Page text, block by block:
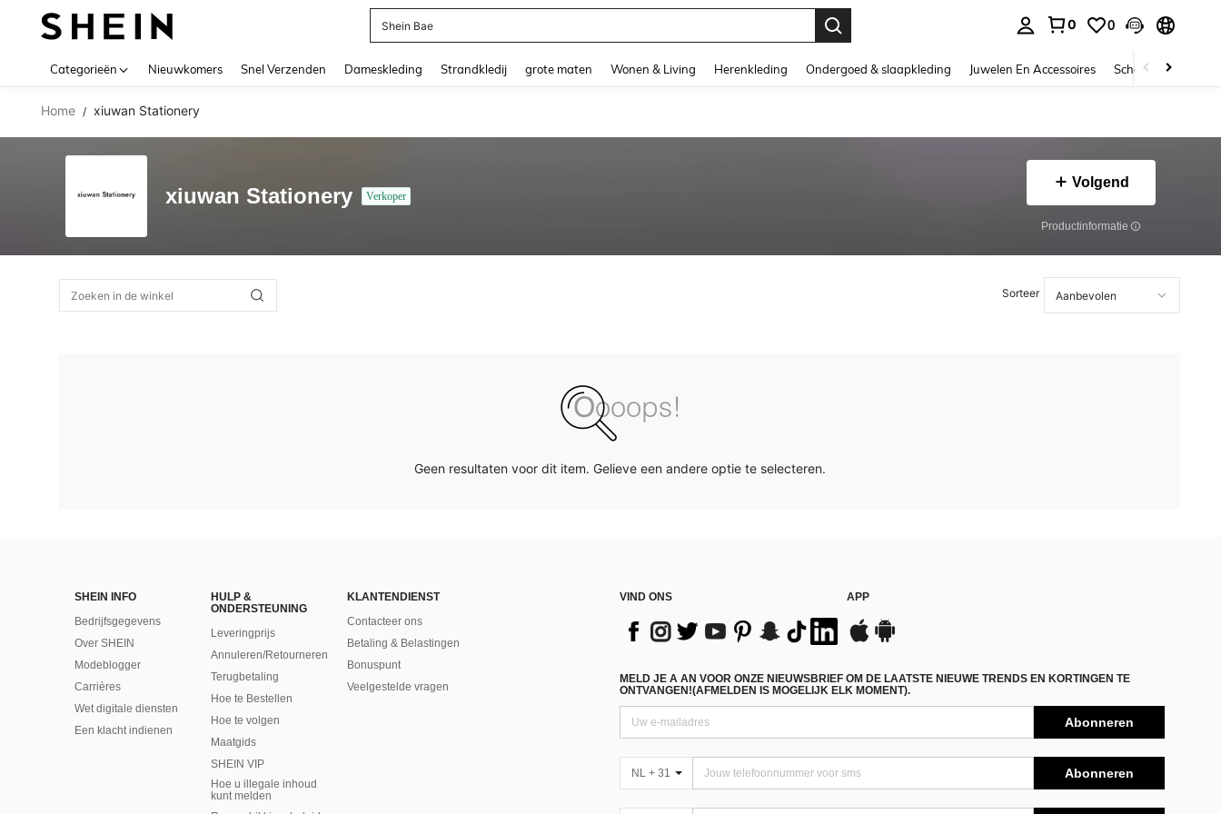
Shein Bae
0 0
Categorieën Nieuwkomers Snel Verzenden Dameskleding Strandkledij grote maten Wonen & Living Herenkleding Ondergoed & slaapkleding Juwelen En Accessoires Schoonheid &
Home / xiuwan Stationery
xiuwan Stationery Verkoper
Volgend
Productinformatie
Sorteer
Geen resultaten voor dit item. Gelieve een andere optie te selecteren.
SHEIN INFO
Bedrijfsgegevens
Over SHEIN
Modeblogger
Carrières
Wet digitale diensten
Een klacht indienen
HULP &
ONDERSTEUNING
Leveringprijs
Annuleren/Retourneren
Terugbetaling
Hoe te Bestellen
Hoe te volgen
Maatgids
SHEIN VIP
Hoe u illegale inhoud
kunt melden
KLANTENDIENST
Contacteer ons
Betaling & Belastingen
Bonuspunt
Veelgestelde vragen
VIND ONS APP
MELD JE A AN VOOR ONZE NIEUWSBRIEF OM DE LAATSTE NIEUWE TRENDS EN KORTINGEN TE
ONTVANGEN!(AFMELDEN IS MOGELIJK ELK MOMENT).
Abonneren
NL + 31 Abonneren